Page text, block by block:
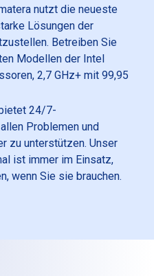
nutzt die neueste
Lösungen der
Betreiben Sie
Modellen der Intel
2,7 GHz+ mit 99,95
24/7-
Problemen und
zu unterstützen. Unser
ist immer im Einsatz,
wenn Sie sie brauchen.